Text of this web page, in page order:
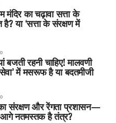
मंदिर का चढ़ावा सत्ता के
है? या ‘सत्ता के संरक्षण में
बजती रहनी चाहिए! मालवणी
में मसरूफ है या बदतमीजी
का संरक्षण और रेंगता प्रशासन—
आगे नतमस्तक है तंत्र?